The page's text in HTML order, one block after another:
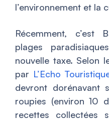
l’environnement et la
Récemment, c’est
plages
nouvelle taxe. Selon
par L’Echo
devront dorénavant
roupies (environ 10
recettes collectées